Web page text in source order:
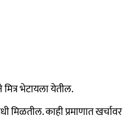
भेटायला येतील.
काही प्रमाणात खर्चावर